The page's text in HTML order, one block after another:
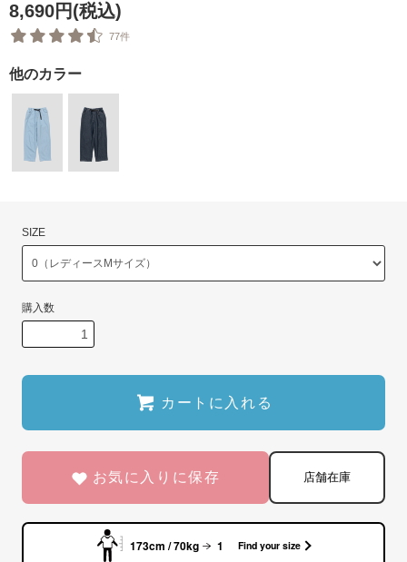
8,690円(税込)
77件
他のカラー
SIZE
購入数
カートに入れる
お気に入りに保存 店舗在庫
173cm / 70kg 1 Find your size